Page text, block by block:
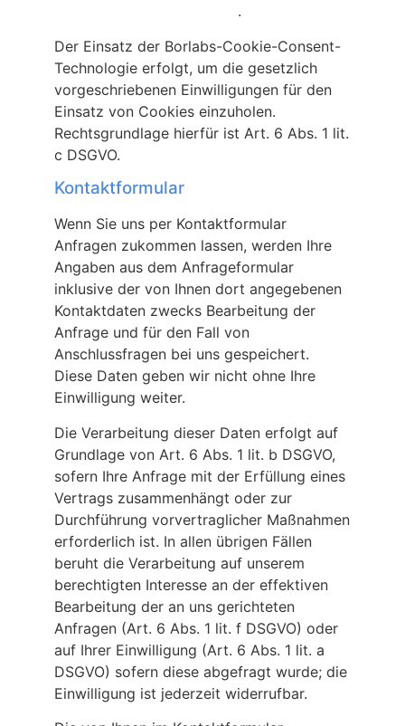
.
Der Einsatz der Borlabs-Cookie-Consent-
Technologie erfolgt, um die gesetzlich
vorgeschriebenen Einwilligungen für den
Einsatz von Cookies einzuholen.
Rechtsgrundlage hierfür ist Art. 6 Abs. 1 lit.
c DSGVO.
Kontaktformular
Wenn Sie uns per Kontaktformular
Anfragen zukommen lassen, werden Ihre
Angaben aus dem Anfrageformular
inklusive der von Ihnen dort angegebenen
Kontaktdaten zwecks Bearbeitung der
Anfrage und für den Fall von
Anschlussfragen bei uns gespeichert.
Diese Daten geben wir nicht ohne Ihre
Einwilligung weiter.
Die Verarbeitung dieser Daten erfolgt auf
Grundlage von Art. 6 Abs. 1 lit. b DSGVO,
sofern Ihre Anfrage mit der Erfüllung eines
Vertrags zusammenhängt oder zur
Durchführung vorvertraglicher Maßnahmen
erforderlich ist. In allen übrigen Fällen
beruht die Verarbeitung auf unserem
berechtigten Interesse an der effektiven
Bearbeitung der an uns gerichteten
Anfragen (Art. 6 Abs. 1 lit. f DSGVO) oder
auf Ihrer Einwilligung (Art. 6 Abs. 1 lit. a
DSGVO) sofern diese abgefragt wurde; die
Einwilligung ist jederzeit widerrufbar.